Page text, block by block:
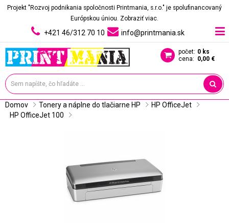
Projekt "Rozvoj podnikania spoločnosti Printmania, s.r.o." je spolufinancovaný
Európskou úniou. Zobraziť viac.
+421 46/312 70 10 info@printmania.sk
počet: 0 ks
cena: 0,00 €
Domov Tonery a náplne do tlačiarne HP
HP OfficeJet
HP OfficeJet 100